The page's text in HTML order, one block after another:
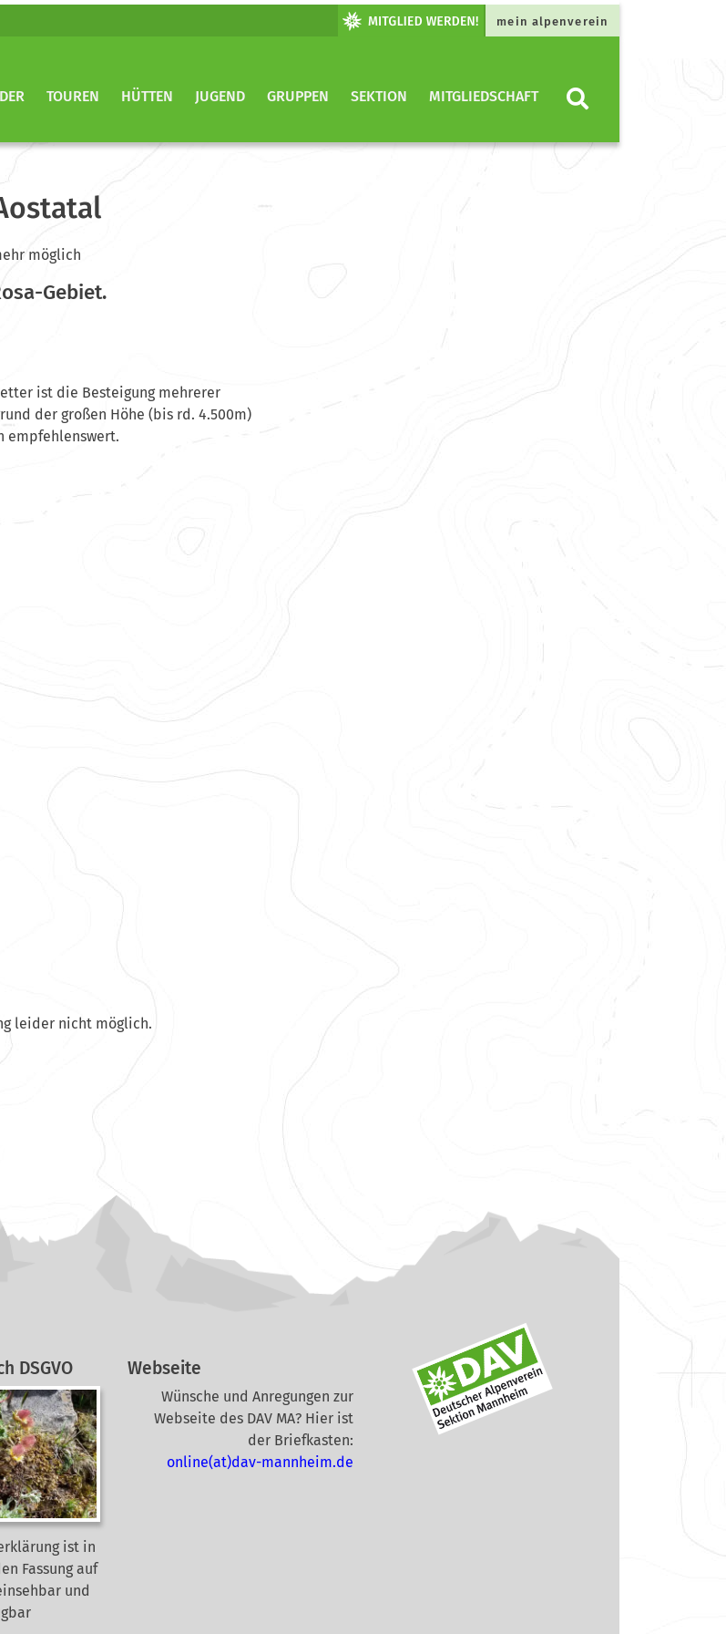
mein alpenverein
TOUREN HÜTTEN JUGEND GRUPPEN SEKTION MITGLIEDSCHAFT
möglich
Gebiet.
ist die Besteigung mehrerer
der großen Höhe (bis rd. 4.500m)
empfehlenswert.
leider nicht möglich.
DSGVO
ist in
Fassung auf
und
Webseite
Wünsche und Anregungen zur
Webseite des DAV MA? Hier ist
der Briefkasten:
online(at)dav-mannheim.de